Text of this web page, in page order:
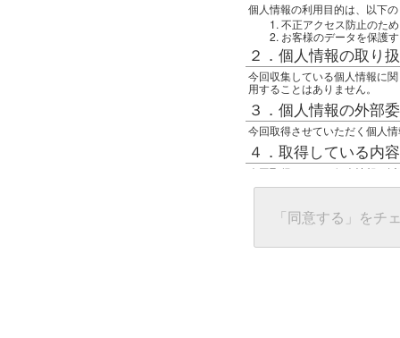
個人情報の利用目的は、以下
不正アクセス防止のため
お客様のデータを保護
２．個人情報の取り
今回収集している個人情報に
用することはありません。
３．個人情報の外部
今回取得させていただく個人
４．取得している内
今回取得している個人情報は
任意の名前
グローバルIPアドレス
接続ホスト情報
５．個人情報に関す
「同意する」をチ